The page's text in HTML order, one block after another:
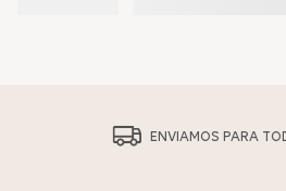
ENVIAMOS PARA